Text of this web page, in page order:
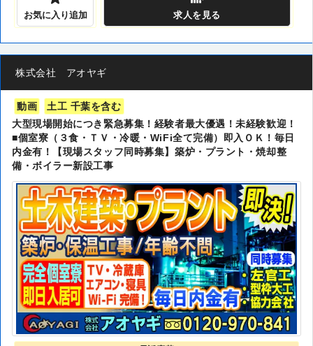
お気に入り追加 求人 を見る
株式会社 アオヤギ
動画
土工 千葉を含む
大型現場開始につき緊急募集！経験者最大優遇！未経験歓迎！
■個室寮（３食・ＴＶ・冷暖・WiFi全て完備）即入ＯＫ！毎日
内金有！【現場スタッフ同時募集】築炉・プラント・焼却整
備・ボイラー新設工事